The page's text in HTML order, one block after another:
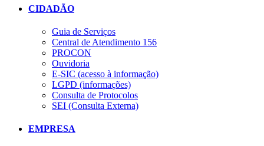
CIDADÃO
Guia de Serviços
Central de Atendimento 156
PROCON
Ouvidoria
E-SIC (acesso à informação)
LGPD (informações)
Consulta de Protocolos
SEI (Consulta Externa)
EMPRESA